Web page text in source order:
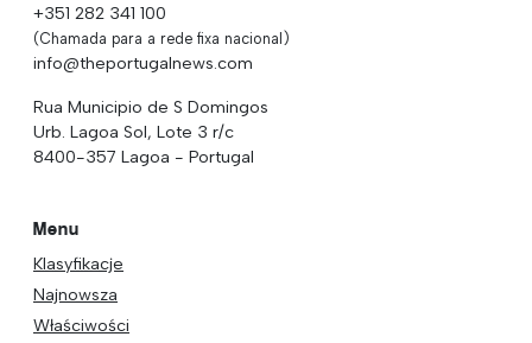
+351 282 341 100
(Chamada para a rede fixa nacional)
info@theportugalnews.com
Rua Municipio de S Domingos
Urb. Lagoa Sol, Lote 3 r/c
8400-357 Lagoa - Portugal
Menu
Klasyfikacje
Najnowsza
Właściwości